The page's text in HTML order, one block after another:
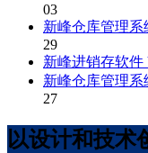
03
新峰仓库管理系
29
新峰进销存软件
新峰仓库管理系
27
以设计和技术